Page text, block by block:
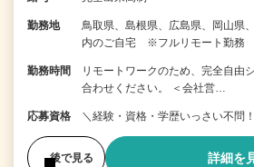
勤務地
鳥取県、島根県、広島県、岡山県
内のご自宅 ※フルリモート勤務
勤務時間
リモートワークのため、完全自由
合わせください。 ＜会社営…
応募資格 ＼経験・資格・学歴いっさい不問
後で見る 詳細を